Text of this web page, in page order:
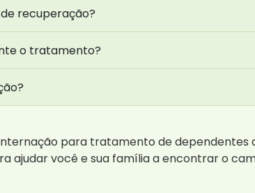
recuperação?
o tratamento?
para tratamento de dependentes
ajudar você e sua família a encontrar o